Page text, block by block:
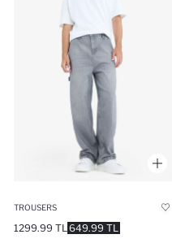
TROUSERS
649.99 TL
1299.99 TL